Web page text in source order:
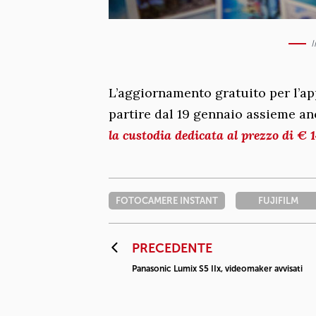
L’aggiornamento gratuito per
partire dal 19 gennaio assieme
la custodia dedicata al prezzo di €
FOTOCAMERE INSTANT FUJIFILM
PRECEDENTE
Panasonic Lumix S5 IIx, videomaker avvisati